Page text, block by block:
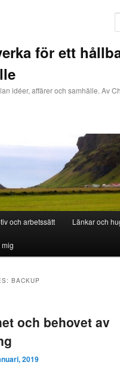
för ett
idéer, affärer och samhälle. Av
content
content
och arbetssätt Länkar och
mig
BACKUP
och behovet av
2019